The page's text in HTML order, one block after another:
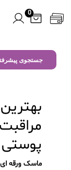
0
جستجوی
پوستی
ماسک ورقه